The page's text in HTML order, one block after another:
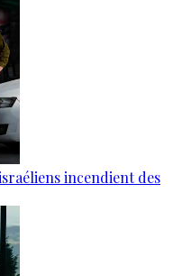
incendient des